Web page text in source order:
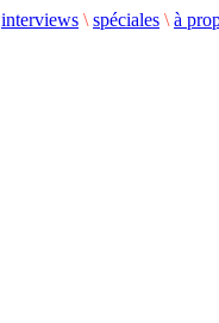
interviews \ spéciales \ à